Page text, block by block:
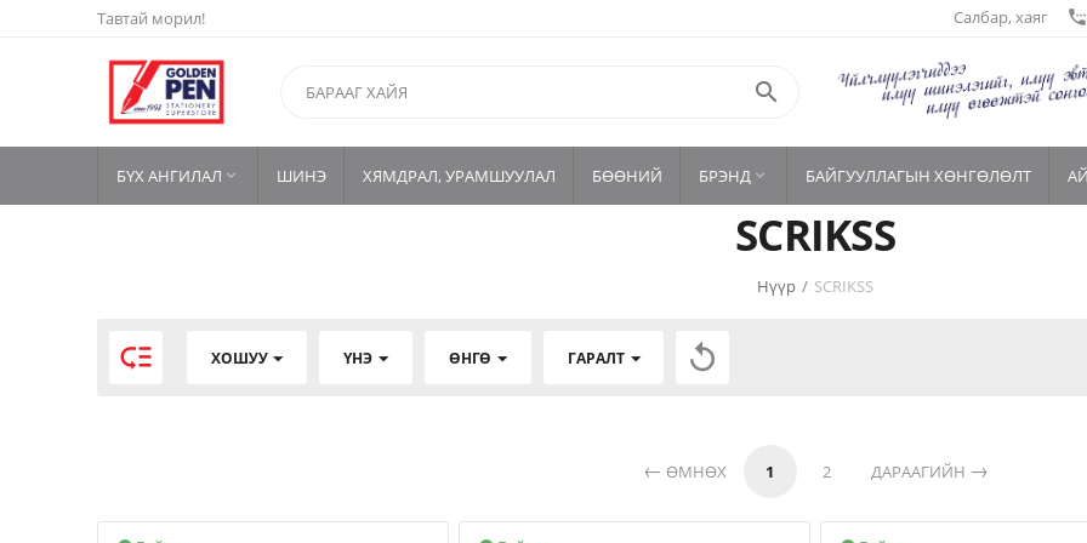
Тавтай морил! Салбар, хаяг settings_phone

БҮХ АНГИЛАЛ  ШИНЭ ХЯМДРАЛ, УРАМШУУЛАЛ БӨӨНИЙ БРЭНД  БАЙГУУЛЛАГЫН ХӨНГӨЛӨЛТ
SCRIKSS
Нүүр / SCRIKSS
 ХОШУУ ҮНЭ ӨНГӨ ГАРАЛТ 
ӨМНӨХ 1 2 ДАРААГИЙН